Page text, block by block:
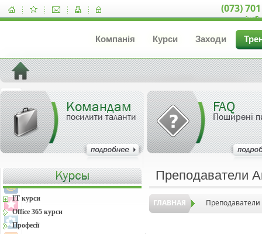
(073)
Компанія Курси Заходи
Командам
посилити таланти
FAQ
Поширені
Преподаватели
ГЛАВНАЯ Преподаватели
IT курси
Office 365 курси
Професії